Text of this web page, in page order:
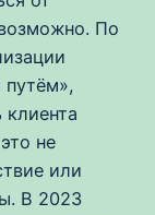
По
путём»,
не
или
В 2023